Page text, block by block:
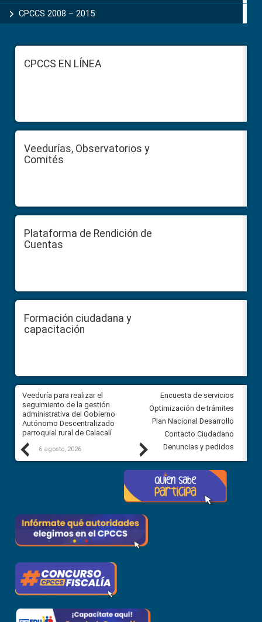
CPCCS 2008 – 2015
FooterCPCCS EN LÍNEA
Veedurías, Observatorios y
Comités
Plataforma de Rendición de
Cuentas
Formación ciudadana y
capacitación
Previous
Veeduría para realizar el
seguimiento de la gestión
administrativa del Gobierno
Autónomo Descentralizado
parroquial rural de Calacalí
6 agosto, 2026
Veeduría para vigilar los
derivados de la Audiencia
comunidad Urbina, parroquia
Carolina
5 agosto, 2026
Next
Encuesta de servicios
Optimización de trámites
Plan Nacional Desarrollo
Contacto Ciudadano
Denuncias y pedidos